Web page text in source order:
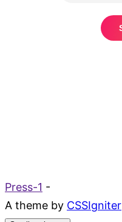
Press-1 -
A theme by CSSIgniter